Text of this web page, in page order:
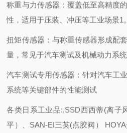
称重与力传感器：覆盖低至高精度
性，适用于压装、冲压等工业场景1。
扭矩传感器：与称重传感器形成配
量，常见于汽车测试及机械动力系统
汽车测试专用传感器：针对汽车工
系统等关键部件的性能测试
各类日系工业品:,SSD西西蒂(离子
平）、SAN-EI三英(点胶阀）